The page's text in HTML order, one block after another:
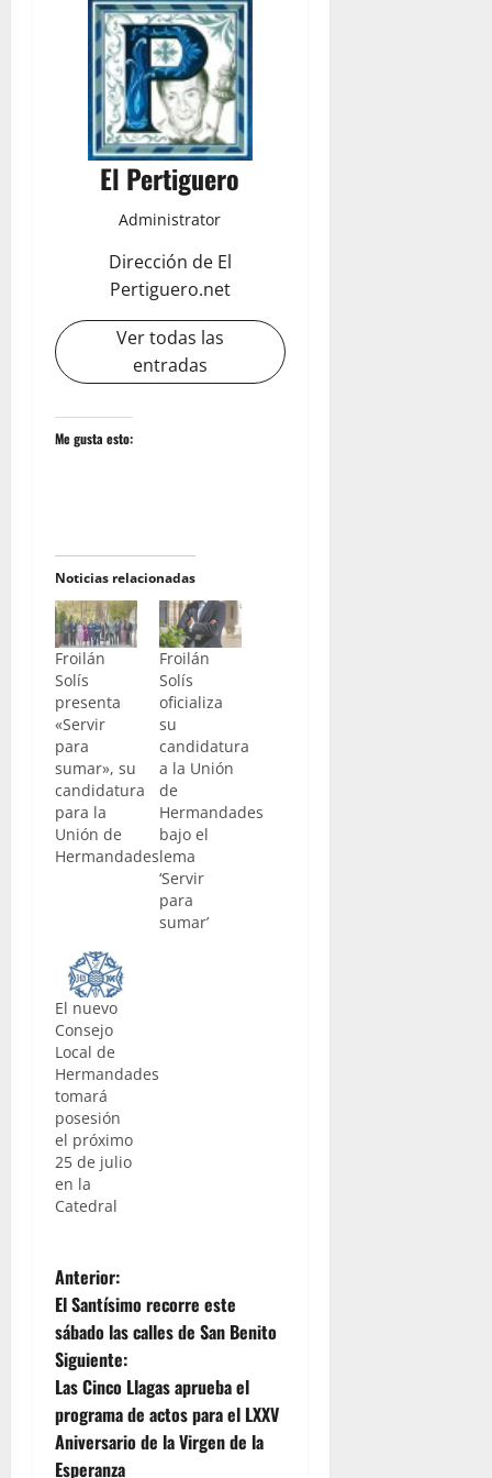
El Pertiguero
Administrator
Dirección de El
Pertiguero.net
Ver todas las
entradas
Me gusta esto:
Noticias relacionadas
Froilán
Solís
presenta
«Servir
para
sumar», su
candidatura
para la
Unión de
Hermandades
Froilán
Solís
oficializa
su
candidatura
a la Unión
de
Hermandades
bajo el
lema
‘Servir
para
sumar’
El nuevo
Consejo
Local de
Hermandades
tomará
posesión
el próximo
25 de julio
en la
Catedral
N
a
v
e
Anterior:
El Santísimo recorre este
sábado las calles de San Benito
Siguiente:
Las Cinco Llagas aprueba el
programa de actos para el LXXV
Aniversario de la Virgen de la
Esperanza